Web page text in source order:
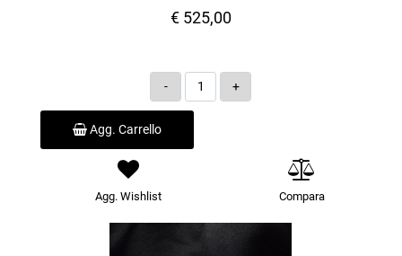
€ 525,00
Quantità
Agg. Carrello
Agg. Wishlist Compara